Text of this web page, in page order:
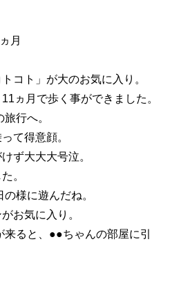
月
コト」が大のお気に入り。
ヵ月で歩く事ができました。
行へ。
て得意顔。
大大大号泣。
。
様に遊んだね。
お気に入り。
ると、●●ちゃんの部屋に引